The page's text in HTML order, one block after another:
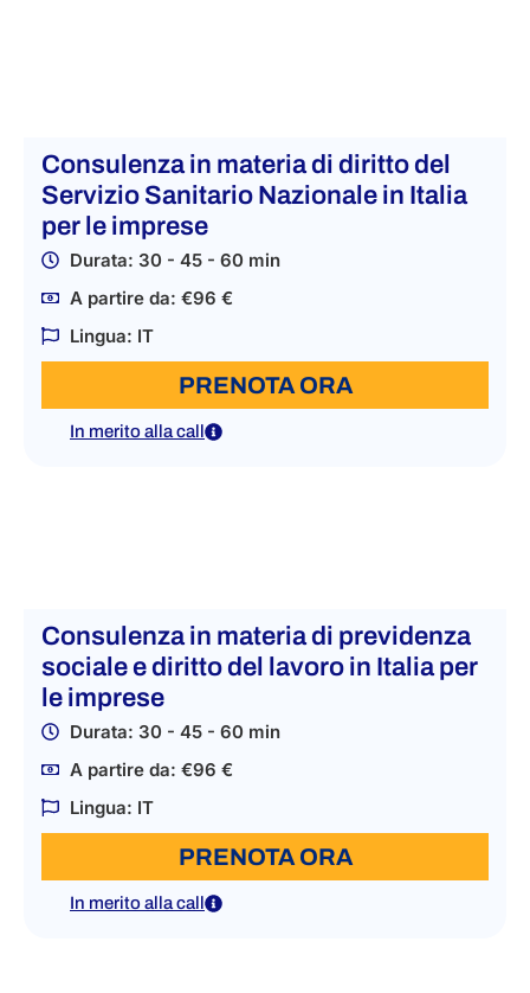
Consulenza in materia di diritto del
Servizio Sanitario Nazionale in Italia
per le imprese
Durata: 30 - 45 - 60 min
A partire da: €96 €
Lingua: IT
PRENOTA ORA
In merito alla call
Consulenza in materia di previdenza
sociale e diritto del lavoro in Italia per
le imprese
Durata: 30 - 45 - 60 min
A partire da: €96 €
Lingua: IT
PRENOTA ORA
In merito alla call